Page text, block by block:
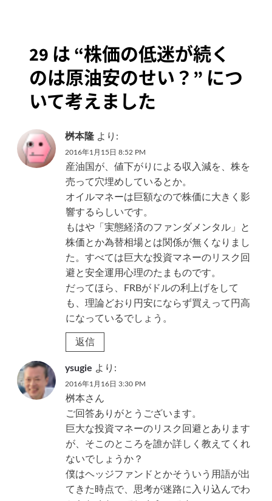
ー
シ
ョ
ン
29 は “株価の低迷が続く
のは原油安のせい？ ” につ
いて考えました
桝本隆 より:
2016年1月15日 8:52 PM
産油国が、値下がりによる収入減を、株を
売って穴埋めしているとか。
オイルマネーは巨額なので株価に大きく影
響するらしいです。
もはや「実態経済のファンダメンタル」と
株価とか為替相場とは関係が無くなりまし
た。すべては巨大な投資マネーのリスク回
避と安全運用心理のたまものです。
だってほら、FRBがドルの利上げをして
も、理論どおり円安にならず買えって円高
になっているでしょう。
返信
ysugie より:
2016年1月16日 3:30 PM
桝本さん
ご回答ありがとうございます。
巨大な投資マネーのリスク回避とあります
が、そこのところを誰か詳しく教えてくれ
ないでしょうか？
僕はヘッジファンドとかそういう用語が出
てきた時点で、思考が迷路に入り込んでわ